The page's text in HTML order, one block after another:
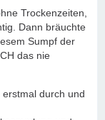
Trockenzeiten,
Dann bräuchte
Sumpf der
das nie
durch und